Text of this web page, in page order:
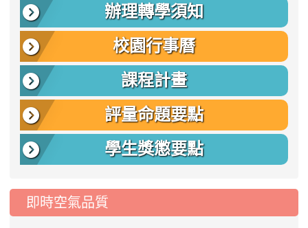
辦理轉學須知
校園行事曆
課程計畫
評量命題要點
學生獎懲要點
即時空氣品質